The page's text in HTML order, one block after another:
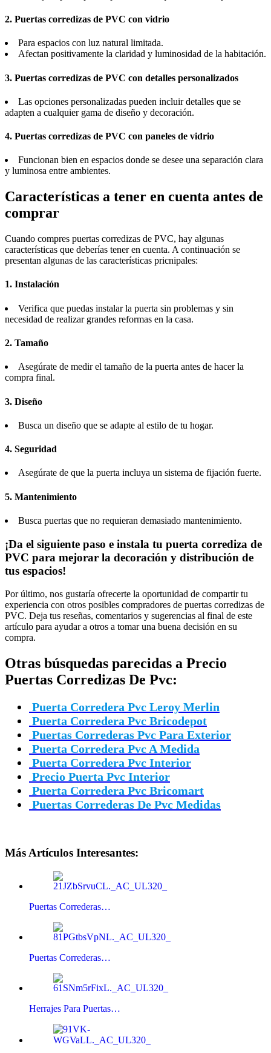
2. Puertas corredizas de PVC con vidrio
Para espacios con luz natural limitada.
Afectan positivamente la claridad y luminosidad de la habitación.
3. Puertas corredizas de PVC con detalles personalizados
Las opciones personalizadas pueden incluir detalles que se
adapten a cualquier gama de diseño y decoración.
4. Puertas corredizas de PVC con paneles de vidrio
Funcionan bien en espacios donde se desee una separación clara
y luminosa entre ambientes.
Características a tener en cuenta antes de
comprar
Cuando compres puertas corredizas de PVC, hay algunas
características que deberías tener en cuenta. A continuación se
presentan algunas de las características pricnipales:
1. Instalación
Verifica que puedas instalar la puerta sin problemas y sin
necesidad de realizar grandes reformas en la casa.
2. Tamaño
Asegúrate de medir el tamaño de la puerta antes de hacer la
compra final.
3. Diseño
Busca un diseño que se adapte al estilo de tu hogar.
4. Seguridad
Asegúrate de que la puerta incluya un sistema de fijación fuerte.
5. Mantenimiento
Busca puertas que no requieran demasiado mantenimiento.
¡Da el siguiente paso e instala tu puerta corrediza de
PVC para mejorar la decoración y distribución de
tus espacios!
Por último, nos gustaría ofrecerte la oportunidad de compartir tu
experiencia con otros posibles compradores de puertas corredizas de
PVC. Deja tus reseñas, comentarios y sugerencias al final de este
artículo para ayudar a otros a tomar una buena decisión en su
compra.
Otras búsquedas parecidas a Precio
Puertas Corredizas De Pvc:
Puerta Corredera Pvc Leroy Merlin
Puerta Corredera Pvc Bricodepot
Puertas Correderas Pvc Para Exterior
Puerta Corredera Pvc A Medida
Puerta Corredera Pvc Interior
Precio Puerta Pvc Interior
Puerta Corredera Pvc Bricomart
Puertas Correderas De Pvc Medidas
Más Artículos Interesantes:
Puertas Correderas…
Puertas Correderas…
Herrajes Para Puertas…